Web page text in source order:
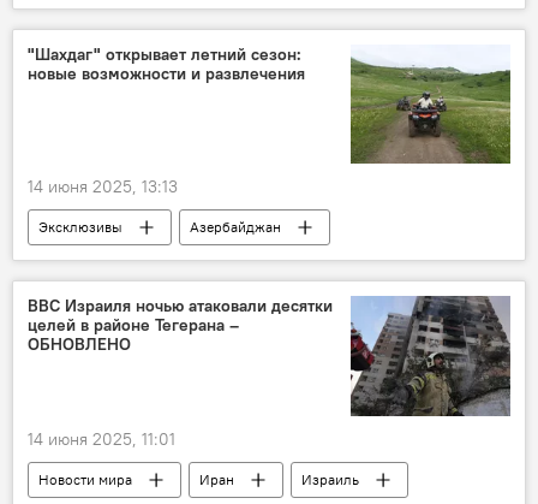
Президент
Хикмет Гаджиев
Средний коридор
Диалог
Межкультурный диалог
Шелковый путь
"Шахдаг" открывает летний сезон:
новые возможности и развлечения
14 июня 2025, 13:13
Эксклюзивы
Азербайджан
Общество
Отдых
туризм
Внутренний туризм
экстремалы
Шахдаг
Курорт
ВВС Израиля ночью атаковали десятки
целей в районе Тегерана –
ОБНОВЛЕНО
14 июня 2025, 11:01
Новости мира Иран
Израиль